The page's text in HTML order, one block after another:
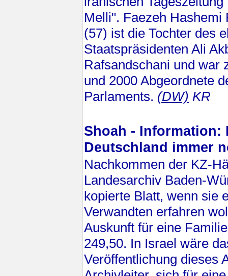
Melli". Faezeh Hashemi
(57) ist die Tochter des
Staatspräsidenten Ali
Rafsandschani und war
und 2000 Abgeordnete
Parlaments. (DW) KR
Shoah - Information:
Deutschland immer
Nachkommen der KZ-
Landesarchiv Baden-
kopierte Blatt, wenn sie
Verwandten erfahren
Auskunft für eine
249,50. In Israel wäre
Veröffentlichung dieses